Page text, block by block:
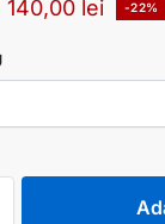
140,00 lei -22%